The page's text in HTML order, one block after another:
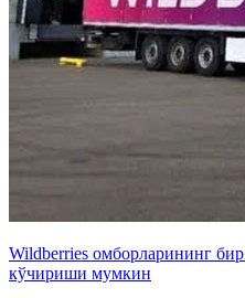
Wildberries омборларининг
кўчириши мумкин